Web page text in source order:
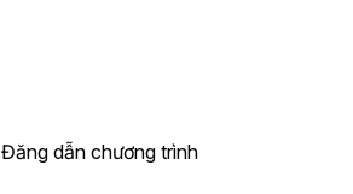
dẫn chương trình